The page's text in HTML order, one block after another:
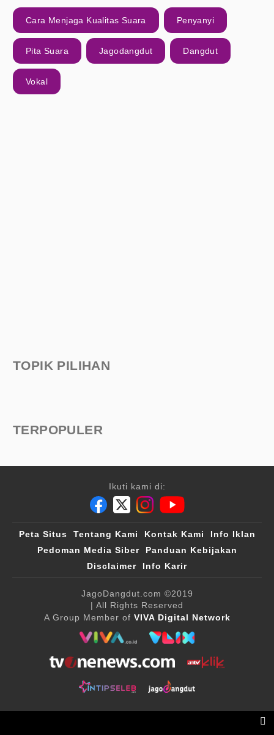
Cara Menjaga Kualitas Suara Penyanyi
Pita Suara Jagodangdut Dangdut
Vokal
TOPIK PILIHAN
TERPOPULER
Ikuti kami di:
Peta Situs Tentang Kami Kontak Kami
Info Iklan
Pedoman Media Siber
Panduan Kebijakan
Disclaimer
Info Karir
JagoDangdut.com ©2019
| All Rights Reserved
A Group Member of VIVA Digital Network
